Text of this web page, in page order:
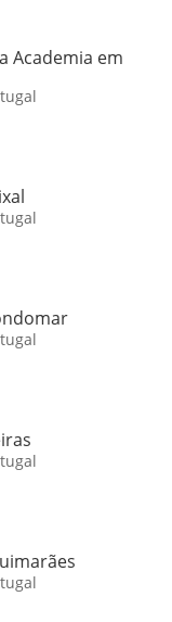
Academia em